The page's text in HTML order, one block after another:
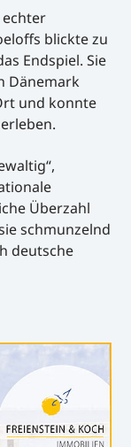
blickte zu
Endspiel. Sie
Dänemark
und konnte
Überzahl
schmunzelnd
deutsche